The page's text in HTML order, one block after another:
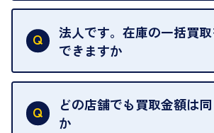
はい。1点でもお伺いします。
法人です。在庫の一括買
できますか
はい。喜んで承ります。出張買取
い。
ご指定の場所にお伺いします。
どの店舗でも買取金額は
か